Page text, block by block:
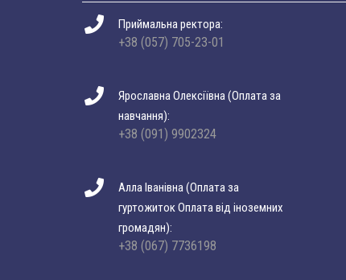
Приймальна ректора:
+38 (057) 705-23-01
Ярославна Олексіївна (Оплата за
навчання):
+38 (091) 9902324
Алла Іванівна (Оплата за
гуртожиток Оплата від іноземних
громадян):
+38 (067) 7736198